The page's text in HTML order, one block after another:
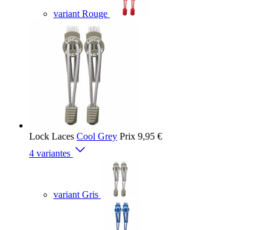
variant Rouge
Lock Laces Cool Grey Prix 9,95 €
4 variantes
variant Gris